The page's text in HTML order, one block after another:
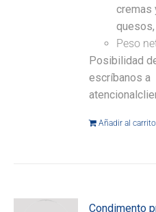
cremas
Peso
Posibilidad
escríbanos a
Añadir al carrito
Condimento